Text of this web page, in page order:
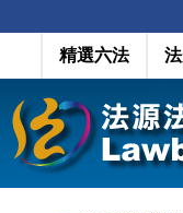
精選六法